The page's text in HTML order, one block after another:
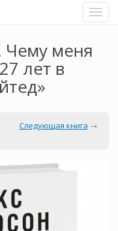
Чему меня
лет в
Следующая книга →